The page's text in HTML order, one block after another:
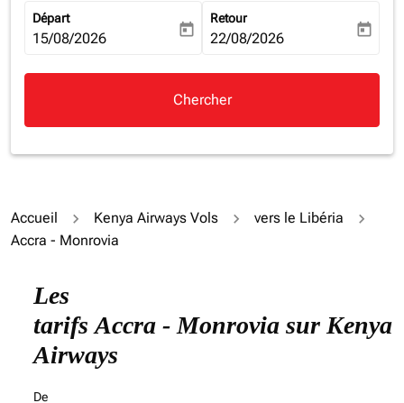
Départ
fc-booking-departure-date-aria-label
15/08/2026 today
Retour
fc-booking-return-date-aria-
22/08/2026 today
Chercher
Accueil Kenya Airways Vols
vers le Libéria
Accra - Monrovia
Les
tarifs Accra - Monrovia sur Kenya
Airways
De
Essayez de mettre à jour votre itinéraire (origine et/